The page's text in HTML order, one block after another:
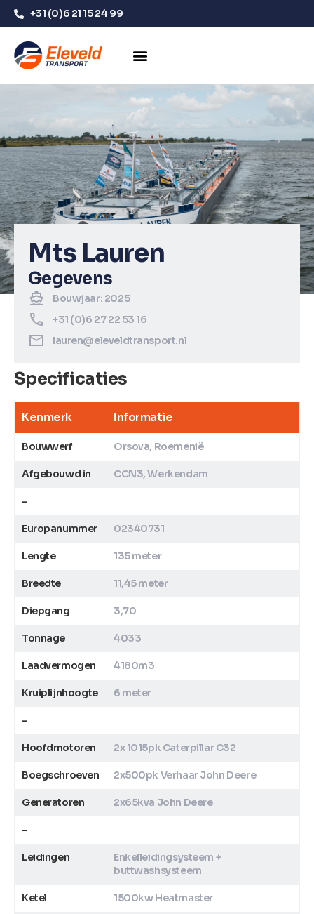
+31 (0)6 21 15 24 99
Mts Lauren
Gegevens
Bouwjaar: 2025
+31 (0)6 27 22 53 16
lauren@eleveldtransport.nl
Specificaties
Kenmerk Informatie
Bouwwerf Orsova, Roemenië
Afgebouwd in CCN3, Werkendam
–
Europanummer 02340731
Lengte 135 meter
Breedte 11,45 meter
Diepgang 3,70
Tonnage 4033
Laadvermogen 4180m3
Kruiplijnhoogte 6 meter
–
Hoofdmotoren 2x 1015pk Caterpillar C32
Boegschroeven 2x500pk Verhaar John Deere
Generatoren 2x65kva John Deere
–
Leidingen
Enkelleidingsysteem +
buttwashsysteem
Ketel 1500kw Heatmaster